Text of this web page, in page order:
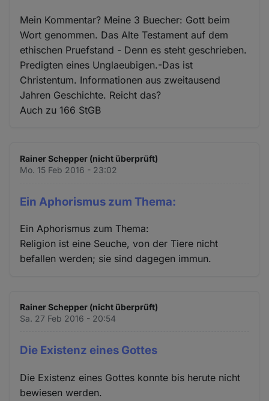
Mein Kommentar? Meine 3 Buecher: Gott beim
Wort genommen. Das Alte Testament auf dem
ethischen Pruefstand - Denn es steht geschrieben.
Predigten eines Unglaeubigen.-Das ist
Christentum. Informationen aus zweitausend
Jahren Geschichte. Reicht das?
Auch zu 166 StGB
Rainer Schepper (nicht überprüft)
Mo. 15 Feb 2016 - 23:02
Ein Aphorismus zum Thema:
Ein Aphorismus zum Thema:
Religion ist eine Seuche, von der Tiere nicht
befallen werden; sie sind dagegen immun.
Rainer Schepper (nicht überprüft)
Sa. 27 Feb 2016 - 20:54
Die Existenz eines Gottes
Die Existenz eines Gottes konnte bis herute nicht
bewiesen werden.